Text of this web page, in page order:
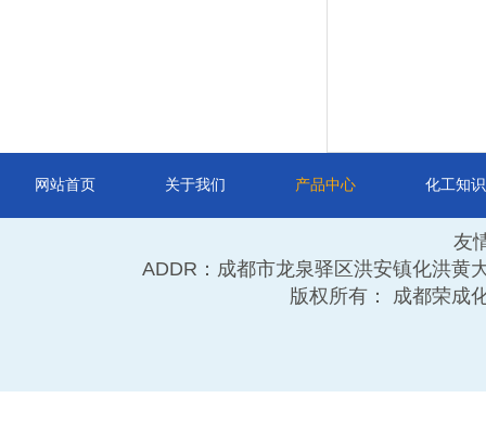
网站首页 关于我们 产品中心 化工知识
友
ADDR：成都市龙泉驿区洪安镇化洪
版权所有： 成都荣